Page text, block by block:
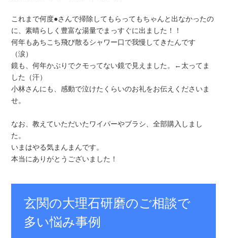
これまで何度●さんで掃除してもらってもちゃんと出なかったの
に、素晴らしく豊富な湯量でまっすぐに出ました！！
何年もあちこち飛び散るシャワー口で我慢してきたんです
（涙）
鏡も、何年かぶりでクモってない鏡で見えました。←太ってま
した（汗）
小林さんにも、感動で泣けたくらいのお礼をお伝えくださいま
せ。
なお、教えていただいたワイパーやブラシ、全部購入しまし
た。
いまはやる気まんまんです。
本当にありがとうございました！
玄関の大理石研磨のご相談で
多い悩み事例